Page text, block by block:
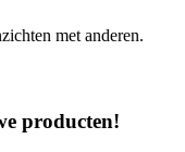
met anderen.
producten!